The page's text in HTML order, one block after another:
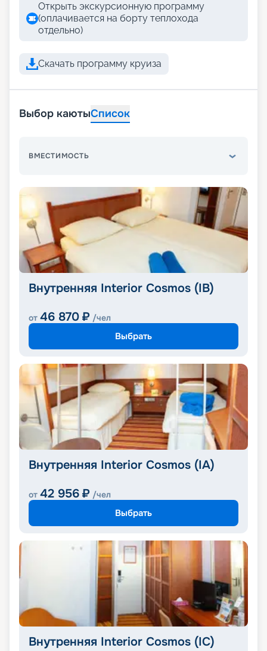
Открыть экскурсионную программу
(оплачивается на борту теплохода
отдельно)
Скачать программу круиза
Выбор каютыСписок
ВМЕСТИМОСТЬ
Внутренняя Interior Cosmos (IB)
от 46 870 ₽ /чел
Выбрать
Внутренняя Interior Cosmos (IA)
от 42 956 ₽ /чел
Выбрать
Внутренняя Interior Cosmos (IC)